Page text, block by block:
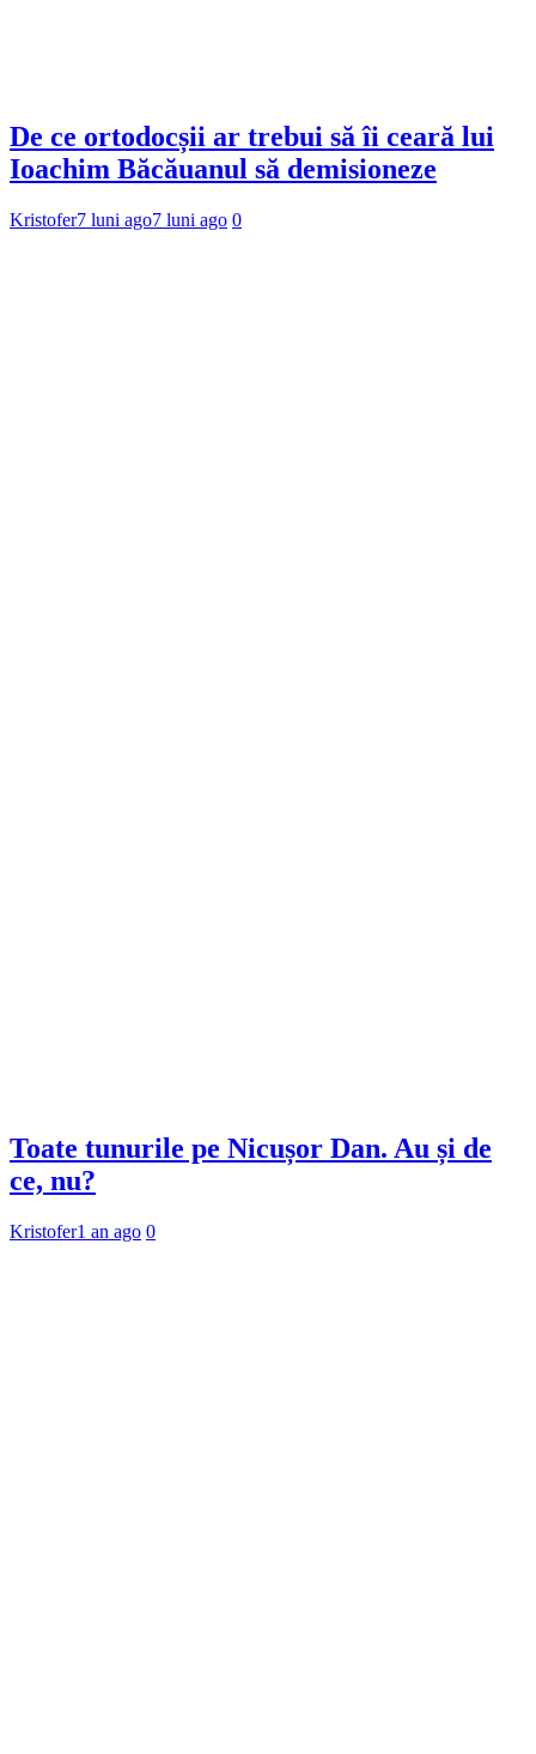
De ce ortodocșii ar trebui să îi ceară lui
Ioachim Băcăuanul să demisioneze
Kristofer7 luni ago7 luni ago 0
Toate tunurile pe Nicușor Dan. Au și de
ce, nu?
Kristofer1 an ago 0